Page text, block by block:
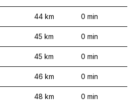
44 km 0 min
45 km 0 min
45 km 0 min
46 km 0 min
48 km 0 min